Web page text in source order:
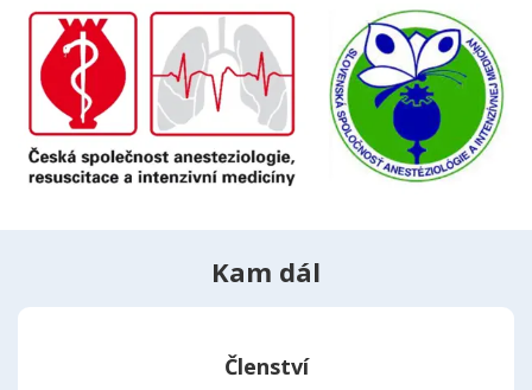
Kam dál
Členství